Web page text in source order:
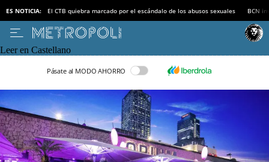
ES NOTICIA: El CTB quiebra marcado por el escándalo de los abusos sexuales BCN
Leer en Castellano
Pásate al MODO AHORRO